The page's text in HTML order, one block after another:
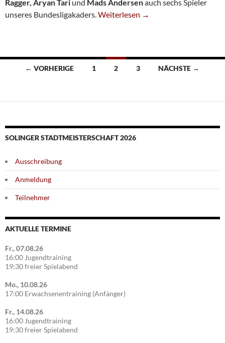
Ragger, Aryan Tari und Mads Andersenauch sechs Spieler
unseres Bundesligakaders.FIDE-Weltcup Startet Mit 6 SG-
Weiterlesen →
Beitragsnavigation
← VORHERIGE 1 2 3 NÄCHSTE →
SOLINGER STADTMEISTERSCHAFT 2026
Ausschreibung
Anmeldung
Teilnehmer
AKTUELLE TERMINE
Fr., 07.08.26
16:00 Jugendtraining
19:30 freier Spielabend
Mo., 10.08.26
17:00 Erwachsenentraining (Anfänger)
Fr., 14.08.26
16:00 Jugendtraining
19:30 freier Spielabend